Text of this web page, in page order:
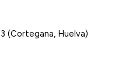
(Cortegana, Huelva)